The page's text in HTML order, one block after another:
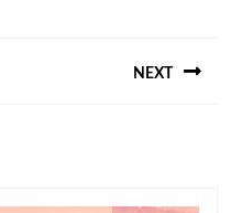
NEXT